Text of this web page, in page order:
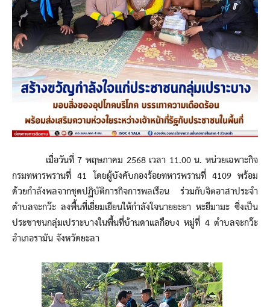
เมื่อวันที่ 7 พฤษภาคม 2568 เวลา 11.00 น. หน่วยเฉพาะกิจ
กรมทหารพรานที่ 41 โดยผู้บังคับกองร้อยทหารพรานที่ 4109 พร้อม
ด้วยกำลังพลจากชุดปฏิบัติการกิจการพลเรือน ร่วมกับจิตอาสาประจำ
ตำบลจะกว๊ะ ลงพื้นที่เยี่ยมเยียนให้กำลังใจนายยะยา หะยีมามะ ซึ่งเป็น
ประชาชนกลุ่มเปราะบางในพื้นที่บ้านดาแลกือบง หมู่ที่ 4 ตำบลจะกว๊ะ
อำเภอรามัน จังหวัดยะลา